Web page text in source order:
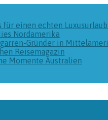
für einen echten Luxusurlaub
Nordamerika
Gründer in
Reisemagazin
Momente Australien